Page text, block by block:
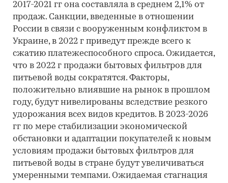
2017-2021 гг она составляла в среднем 2,1% от
продаж. Санкции, введенные в отношении
России в связи с вооруженным конфликтом в
Украине, в 2022 г приведут прежде всего к
сжатию платежеспособного спроса. Ожидается,
что в 2022 г продажи бытовых фильтров для
питьевой воды сократятся. Факторы,
положительно влиявшие на рынок в прошлом
году, будут нивелированы вследствие резкого
удорожания всех видов кредитов. В 2023-2026
гг по мере стабилизации экономической
обстановки и адаптации покупателей к новым
условиям продажи бытовых фильтров для
питьевой воды в стране будут увеличиваться
умеренными темпами. Ожидаемая стагнация